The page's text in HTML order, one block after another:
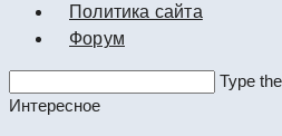
Политика сайта
Форум
this
Type
Интересное